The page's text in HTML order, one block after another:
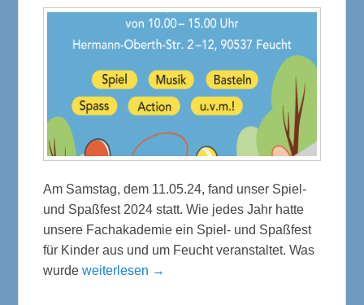
Am Samstag, dem 11.05.24, fand unser Spiel-
und Spaßfest 2024 statt. Wie jedes Jahr hatte
unsere Fachakademie ein Spiel- und Spaßfest
für Kinder aus und um Feucht veranstaltet. Was
wurdeweiterlesen →